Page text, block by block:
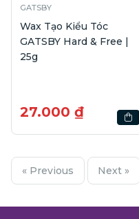
GATSBY
Wax Tạo Kiểu Tóc
GATSBY Hard & Free |
25g
27.000 ₫
« Previous Next »